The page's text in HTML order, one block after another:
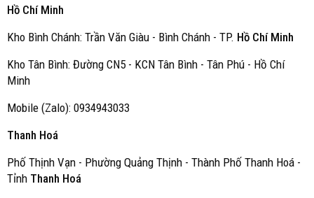
Hồ Chí Minh
Kho Bình Chánh: Trần Văn Giàu - Bình Chánh - TP. Hồ Chí Minh
Kho Tân Bình: Đường CN5 - KCN Tân Bình - Tân Phú - Hồ Chí
Minh
Mobile (Zalo): 0934943033
Thanh Hoá
Phố Thịnh Vạn - Phường Quảng Thịnh - Thành Phố Thanh Hoá -
Tỉnh Thanh Hoá